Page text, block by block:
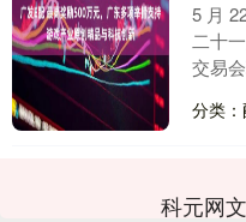
5 月
二十
交易
量发
省委
分类
科元网